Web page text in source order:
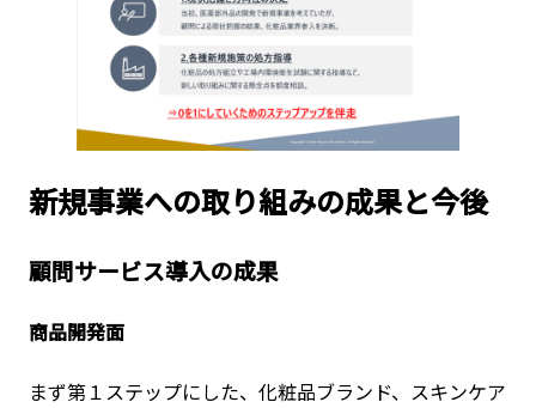
新規事業への取り組みの成果と今後
顧問サービス導入の成果
商品開発面
まず第１ステップにした、化粧品ブランド、スキンケア